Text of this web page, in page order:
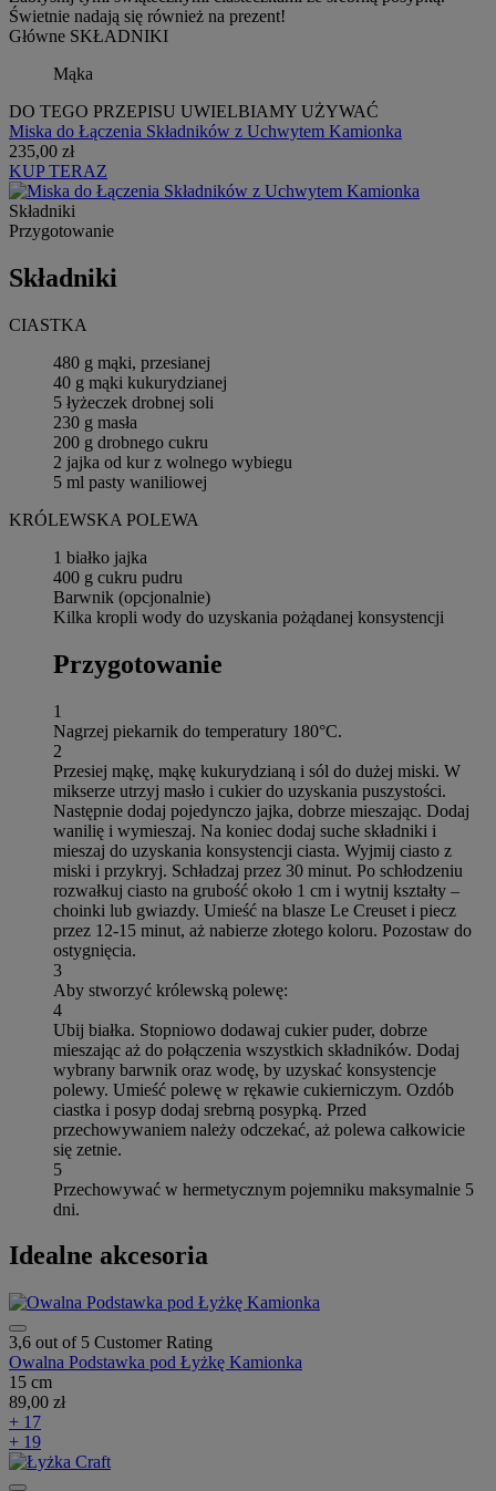
Świetnie nadają się również na prezent!
Główne SKŁADNIKI
Mąka
DO TEGO PRZEPISU UWIELBIAMY UŻYWAĆ
Miska do Łączenia Składników z Uchwytem Kamionka
235,00 zł
KUP TERAZ
Składniki
Przygotowanie
Składniki
CIASTKA
480 g mąki, przesianej
40 g mąki kukurydzianej
5 łyżeczek drobnej soli
230 g masła
200 g drobnego cukru
2 jajka od kur z wolnego wybiegu
5 ml pasty waniliowej
KRÓLEWSKA POLEWA
1 białko jajka
400 g cukru pudru
Barwnik (opcjonalnie)
Kilka kropli wody do uzyskania pożądanej konsystencji
Przygotowanie
1
Nagrzej piekarnik do temperatury 180°C.
2
Przesiej mąkę, mąkę kukurydzianą i sól do dużej miski. W
mikserze utrzyj masło i cukier do uzyskania puszystości.
Następnie dodaj pojedynczo jajka, dobrze mieszając. Dodaj
wanilię i wymieszaj. Na koniec dodaj suche składniki i
mieszaj do uzyskania konsystencji ciasta. Wyjmij ciasto z
miski i przykryj. Schładzaj przez 30 minut. Po schłodzeniu
rozwałkuj ciasto na grubość około 1 cm i wytnij kształty –
choinki lub gwiazdy. Umieść na blasze Le Creuset i piecz
przez 12-15 minut, aż nabierze złotego koloru. Pozostaw do
ostygnięcia.
3
Aby stworzyć królewską polewę:
4
Ubij białka. Stopniowo dodawaj cukier puder, dobrze
mieszając aż do połączenia wszystkich składników. Dodaj
wybrany barwnik oraz wodę, by uzyskać konsystencje
polewy. Umieść polewę w rękawie cukierniczym. Ozdób
ciastka i posyp dodaj srebrną posypką. Przed
przechowywaniem należy odczekać, aż polewa całkowicie
się zetnie.
5
Przechowywać w hermetycznym pojemniku maksymalnie 5
dni.
Idealne akcesoria
3,6 out of 5 Customer Rating
Owalna Podstawka pod Łyżkę Kamionka
15 cm
89,00 zł
+ 17
+ 19